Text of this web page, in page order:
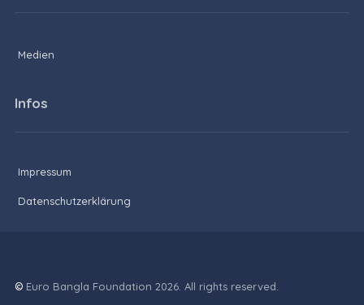
Medien
Infos
Impressum
Datenschutzerklärung
©Euro Bangla Foundation 2026. All rights reserved.